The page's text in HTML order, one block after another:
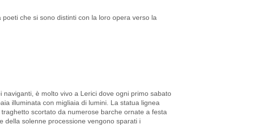
che si sono distinti con la loro opera verso la
è molto vivo a Lerici dove ogni primo sabato
illuminata con migliaia di lumini. La statua lignea
scortato da numerose barche ornate a festa
della solenne processione vengono sparati i